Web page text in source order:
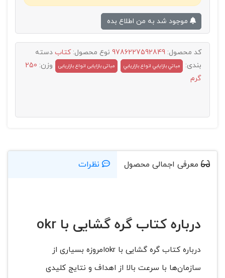
کد محصول: 9786227592849 نوع محصول:کتاب دسته
بندی:
مباتي بازايابي انواع بازاريابي مباتی بازایابی انواع بازاریابی وزن: 250
گرم
معرفی اجمالی محصول نظرات
درباره کتاب گره گشایی با okr
درباره کتاب گره گشایی با okrامروزه بسیاری از
سازمان‌ها با سرعت بالا از اهداف و نتایج کلیدی